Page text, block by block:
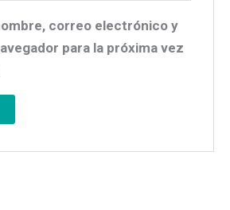
correo electrónico y
para la próxima vez